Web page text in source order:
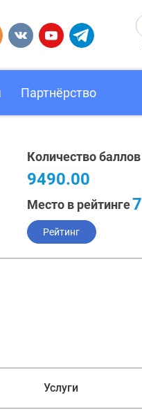
Партнёрство
Количество баллов
9490.00
Место в рейтинге7
Рейтинг
Услуги